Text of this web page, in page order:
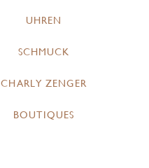
UHREN
SCHMUCK
CHARLY ZENGER
BOUTIQUES